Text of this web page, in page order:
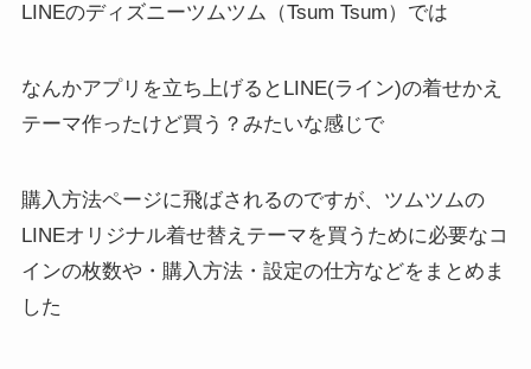
LINEのディズニーツムツム（Tsum Tsum）では
なんかアプリを立ち上げるとLINE(ライン)の着せかえ
テーマ作ったけど買う？みたいな感じで
購入方法ページに飛ばされるのですが、ツムツムの
LINEオリジナル着せ替えテーマを買うために必要なコ
インの枚数や・購入方法・設定の仕方などをまとめま
した